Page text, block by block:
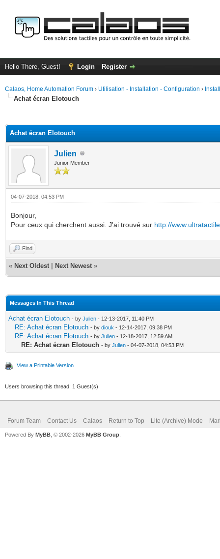
Hello There, Guest! Login Register
Calaos, Home Automation Forum › Utilisation - Installation - Configuration ›
Achat écran Elotouch
Achat écran Elotouch
Julien
Junior Member
04-07-2018, 04:53 PM
Bonjour,
Pour ceux qui cherchent aussi. J'ai trouvé sur http://
Find
« Next Oldest Next Newest »
Messages In This Thread
Achat écran Elotouch - by Julien - 12-13-2017, 11:40 PM
RE: Achat écran Elotouch - by diouk - 12-14-2017, 09:38 PM
RE: Achat écran Elotouch - by Julien - 12-18-2017, 12:59 AM
RE: Achat écran Elotouch - by Julien - 04-07-2018, 04:53 PM
View a Printable Version
Users browsing this thread: 1 Guest(s)
Forum Team Contact Us Calaos Return to Top Lite (Archive) Mode
Powered By MyBB , © 2002-2026 MyBB Group